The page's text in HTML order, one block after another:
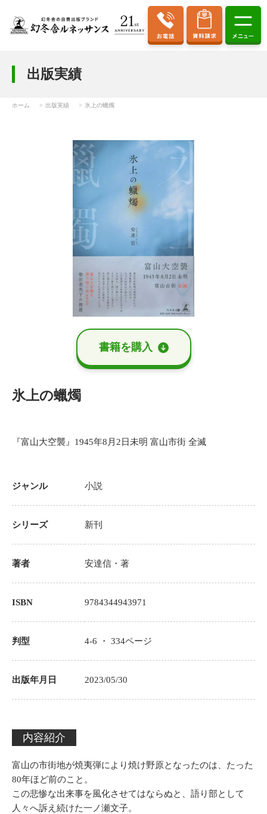
出版実績
ホーム 出版実績 氷上の蠟燭
書籍を購⼊
氷上の蠟燭
『富山大空襲』1945年8月2日未明 富山市街 全滅
ジャンル 小説
シリーズ 新刊
著者 安達信 ・著
ISBN 9784344943971
判型 4-6 ・334ページ
出版年月日 2023/05/30
内容紹介
富山の市街地が焼夷弾により焼け野原となったのは、たった
80年ほど前のこと。
この悲惨な出来事を風化させてはならぬと、語り部として
人々へ訴え続けた一ノ瀬文子。